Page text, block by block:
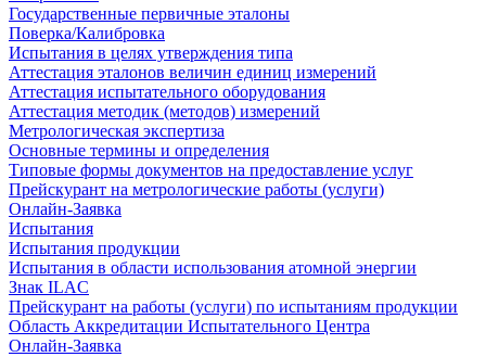
Государственные первичные эталоны
Поверка/Калибровка
Испытания в целях утверждения типа
Аттестация эталонов величин единиц измерений
Аттестация испытательного оборудования
Аттестация методик (методов) измерений
Метрологическая экспертиза
Основные термины и определения
Типовые формы документов на предоставление услуг
Прейскурант на метрологические работы (услуги)
Онлайн-Заявка
Испытания
Испытания продукции
Испытания в области использования атомной энергии
Знак ILAC
Прейскурант на работы (услуги) по испытаниям продукции
Область Аккредитации Испытательного Центра
Онлайн-Заявка